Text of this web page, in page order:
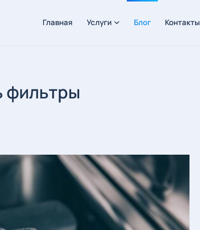
Главная Услуги Блог Контакты
фильтры